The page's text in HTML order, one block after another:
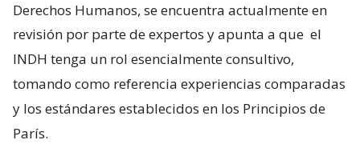
Derechos Humanos, se encuentra actualmente en
revisión por parte de expertos y apunta a que el
INDH tenga un rol esencialmente consultivo,
tomando como referencia experiencias comparadas
y los estándares establecidos en los Principios de
París.